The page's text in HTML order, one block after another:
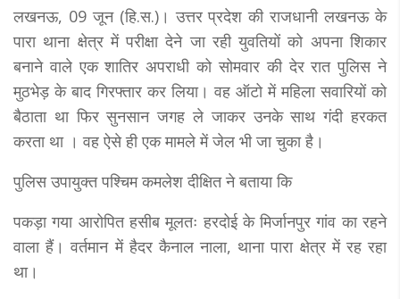
लखनऊ, 09 जून (हि.स.)। उत्तर प्रदेश की राजधानी लखनऊ के
पारा थाना क्षेत्र में परीक्षा देने जा रही युवतियों को अपना शिकार
बनाने वाले एक शातिर अपराधी को सोमवार की देर रात पुलिस ने
मुठभेड़ के बाद गिरफ्तार कर लिया। वह ऑटो में महिला सवारियों को
बैठाता था फिर सुनसान जगह ले जाकर उनके साथ गंदी हरकत
करता था । वह ऐसे ही एक मामले में जेल भी जा चुका है।
पुलिस उपायुक्त पश्चिम कमलेश दीक्षित ने बताया कि
पकड़ा गया आरोपित हसीब मूलतः हरदोई के मिर्जानपुर गांव का रहने
वाला हैं। वर्तमान में हैदर कैनाल नाला, थाना पारा क्षेत्र में रह रहा
था।